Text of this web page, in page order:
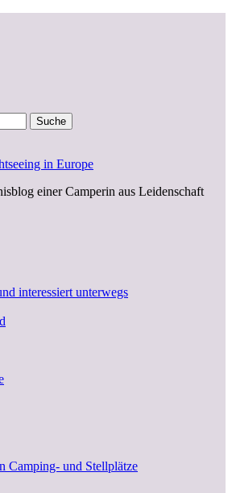
in Europe
einer Camperin aus Leidenschaft
interessiert unterwegs
Camping- und Stellplätze